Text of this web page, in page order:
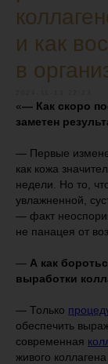
и как
в
«— Как скоро
заметен
— Первые
как кожа
недели. Но то,
увлажненной,
— факт
не панацея от
— А как
выработки
— Только
обеспечить
современная
живого